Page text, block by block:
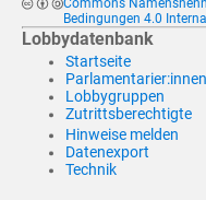
Commons
Bedingungen 4.0
Lobbydatenbank
Startseite
Parlamentarier:innen
Lobbygruppen
Zutrittsberechtigte
Hinweise melden
Datenexport
Technik